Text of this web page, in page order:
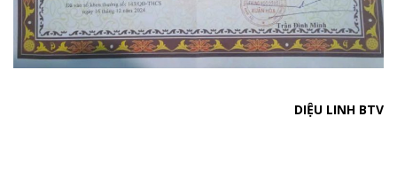
DIỆU LINH BTV